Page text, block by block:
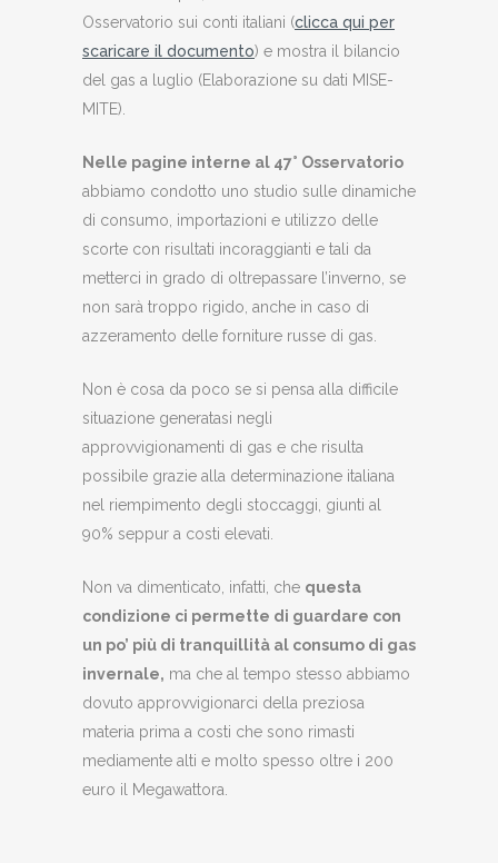
Osservatorio sui conti italiani (clicca qui per
scaricare il documento) e mostra il bilancio
del gas a luglio (Elaborazione su dati MISE-
MITE).
Nelle pagine interne al 47° Osservatorio
abbiamo condotto uno studio sulle dinamiche
di consumo, importazioni e utilizzo delle
scorte con risultati incoraggianti e tali da
metterci in grado di oltrepassare l’inverno, se
non sarà troppo rigido, anche in caso di
azzeramento delle forniture russe di gas.
Non è cosa da poco se si pensa alla difficile
situazione generatasi negli
approvvigionamenti di gas e che risulta
possibile grazie alla determinazione italiana
nel riempimento degli stoccaggi, giunti al
90% seppur a costi elevati.
Non va dimenticato, infatti, che questa
condizione ci permette di guardare con
un po’ più di tranquillità al consumo di gas
invernale, ma che al tempo stesso abbiamo
dovuto approvvigionarci della preziosa
materia prima a costi che sono rimasti
mediamente alti e molto spesso oltre i 200
euro il Megawattora.